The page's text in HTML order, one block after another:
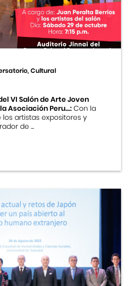
Japonés
Japonesa
Cultural
VI Salón de Arte Joven
Asociación Peru...:Con la
artistas expositores y
de ...